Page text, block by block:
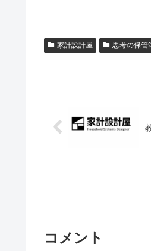
家計設計屋 思考の保管
コメント